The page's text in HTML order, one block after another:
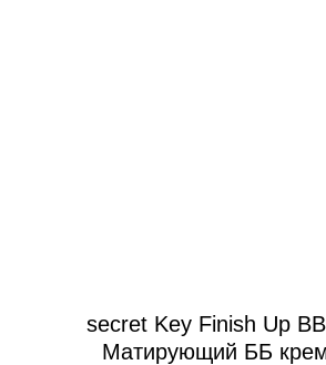
secret Key Finish Up BB
Матирующий ББ